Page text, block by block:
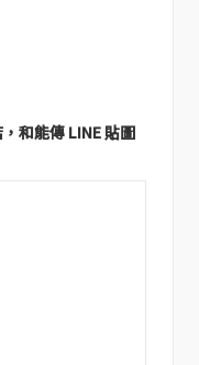
和能傳 LINE 貼圖